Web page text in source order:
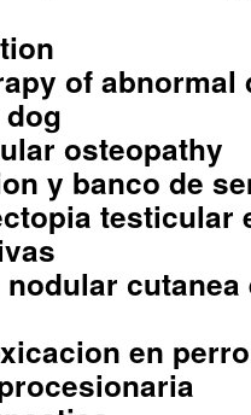
of abnormal
osteopathy
y banco de
testicular
cutanea
en